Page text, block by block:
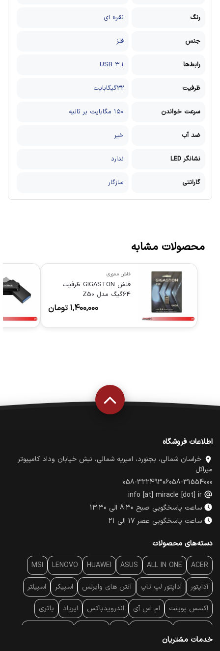
رنگ نقره ای
جنس فلز
رابط‌ها USB ۳.۱
ظرفیت 32گیگابایت
سرعت خواندن ۱۵۰ مگابایت بر ثانیه
ضد آب خیر
نشانگر LED ندارد
گارانتی سازگار
محصولات مشابه
فلش مموری
فلش GIGASTON ظرفیت
64گیگ مدل Z50
1,400,000 تومان
اطلاعات فروشگاه
خراسان شمالی، بجنورد، امیریه شمالی، نبش خیابان وداد کامپیوتر
میراکل
058-31554000
058-32249306
info [at] miracle [dot] ir
ساعت پاسخگویی صبح 8:30 الی 13:30
ساعت پاسخگویی عصر 17 الی 21
دسته‌های محصولات
ACER
ALL IN ONE
ASUS
HUAWEI
LENOVO
MSI
آداپتور آداپتور لپ تاپ آنتن‌ های وایرلس اسپیکر اسپیلتر
اکسس پوینت ام اس آی اندرویدباکس ایرپاد باتری
خدمات مشتریان